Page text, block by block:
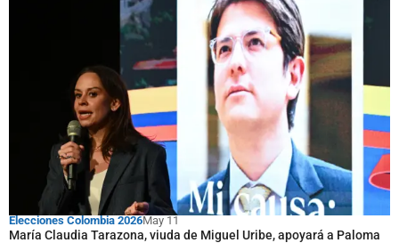
Elecciones Colombia 2026May 11
María Claudia Tarazona, viuda de Miguel Uribe, apoyará a Paloma